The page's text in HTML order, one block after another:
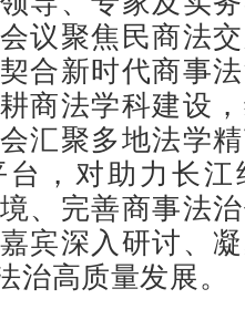
议聚焦民商法
合新时代商事
商法学科建设
汇聚多地法学
，对助力长
、完善商事法
宾深入研讨、
治高质量发展。